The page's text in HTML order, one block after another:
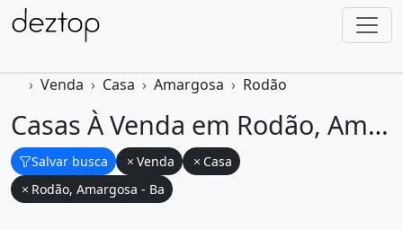
Venda Casa Amargosa Rodão
Casas À Venda em Rodão, Amargosa na Bahia
Salvar busca Venda
Casa
Rodão, Amargosa - Ba